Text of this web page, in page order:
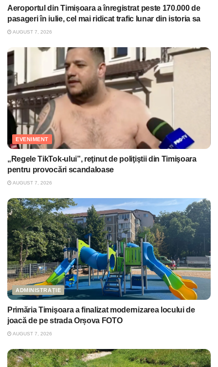
Aeroportul din Timișoara a înregistrat peste 170.000 de
pasageri în iulie, cel mai ridicat trafic lunar din istoria sa
AUGUST 7, 2026
EVENIMENT
„Regele TikTok-ului”, reţinut de poliţiştii din Timişoara
pentru provocări scandaloase
AUGUST 7, 2026
ADMINISTRAȚIE
Primăria Timişoara a finalizat modernizarea locului de
joacă de pe strada Orșova FOTO
AUGUST 7, 2026